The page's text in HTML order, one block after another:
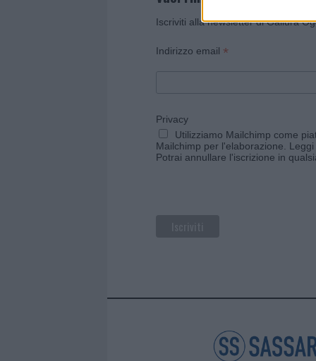
Iscriviti alla newsletter di Gallura
Indirizzo email *
Privacy
Utilizziamo Mailchimp come
Mailchimp per l'elaborazione.
Potrai annullare l'iscrizione in